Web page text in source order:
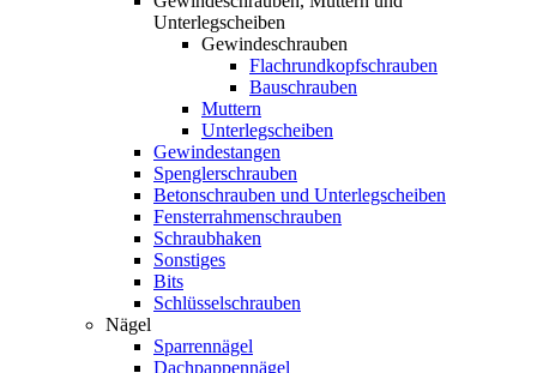
Unterlegscheiben
Gewindeschrauben
Flachrundkopfschrauben
Bauschrauben
Muttern
Unterlegscheiben
Gewindestangen
Spenglerschrauben
Betonschrauben und Unterlegscheiben
Fensterrahmenschrauben
Schraubhaken
Sonstiges
Bits
Schlüsselschrauben
Nägel
Sparrennägel
Dachpappennägel